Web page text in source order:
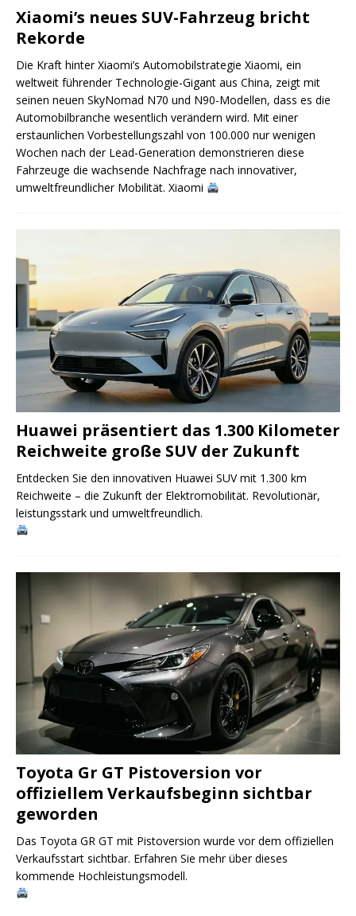
Xiaomi’s neues SUV-Fahrzeug bricht
Rekorde
Die Kraft hinter Xiaomi’s Automobilstrategie Xiaomi, ein
weltweit führender Technologie-Gigant aus China, zeigt mit
seinen neuen SkyNomad N70 und N90-Modellen, dass es die
Automobilbranche wesentlich verändern wird. Mit einer
erstaunlichen Vorbestellungszahl von 100.000 nur wenigen
Wochen nach der Lead-Generation demonstrieren diese
Fahrzeuge die wachsende Nachfrage nach innovativer,
umweltfreundlicher Mobilität. Xiaomi
Huawei präsentiert das 1.300 Kilometer
Reichweite große SUV der Zukunft
Entdecken Sie den innovativen Huawei SUV mit 1.300 km
Reichweite – die Zukunft der Elektromobilität. Revolutionär,
leistungsstark und umweltfreundlich.
Toyota Gr GT Pistoversion vor
offiziellem Verkaufsbeginn sichtbar
geworden
Das Toyota GR GT mit Pistoversion wurde vor dem offiziellen
Verkaufsstart sichtbar. Erfahren Sie mehr über dieses
kommende Hochleistungsmodell.